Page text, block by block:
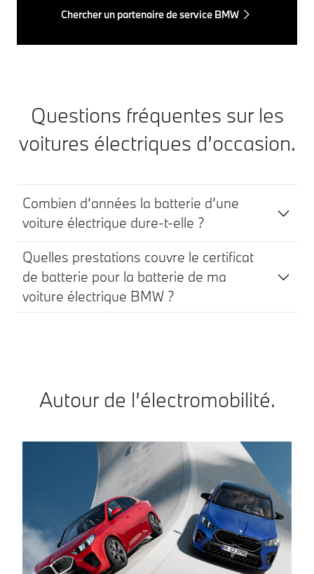
Chercher un partenaire de service BMW
Questions fréquentes sur les
voitures électriques d’occasion.
Combien d’années la batterie d’une
voiture électrique dure-t-elle ?
Quelles prestations couvre le certificat
de batterie pour la batterie de ma
voiture électrique BMW ?
Autour de l’électromobilité.